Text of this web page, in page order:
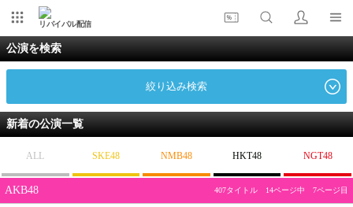
リバイバル配信
公演を検索
絞り込み検索
新着の公演一覧
ALL SKE48 NMB48 HKT48 NGT48
AKB48 407タイトル 14ページ中 7ページ目